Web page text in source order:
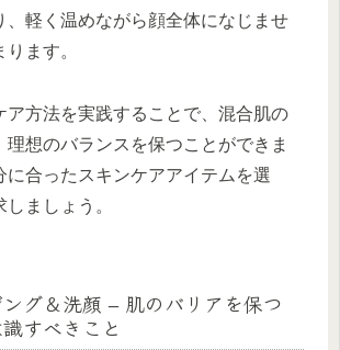
、軽く温めながら顔全体になじませ
ます。
ア方法を実践することで、混合肌の
理想のバランスを保つことができま
に合ったスキンケアアイテムを選
ましょう。
グ＆洗顔 – 肌のバリアを保つ
すべきこと